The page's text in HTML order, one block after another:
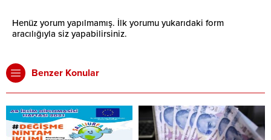
Henüz yorum yapılmamış. İlk yorumu yukarıdaki form
aracılığıyla siz yapabilirsiniz.
Benzer Konular